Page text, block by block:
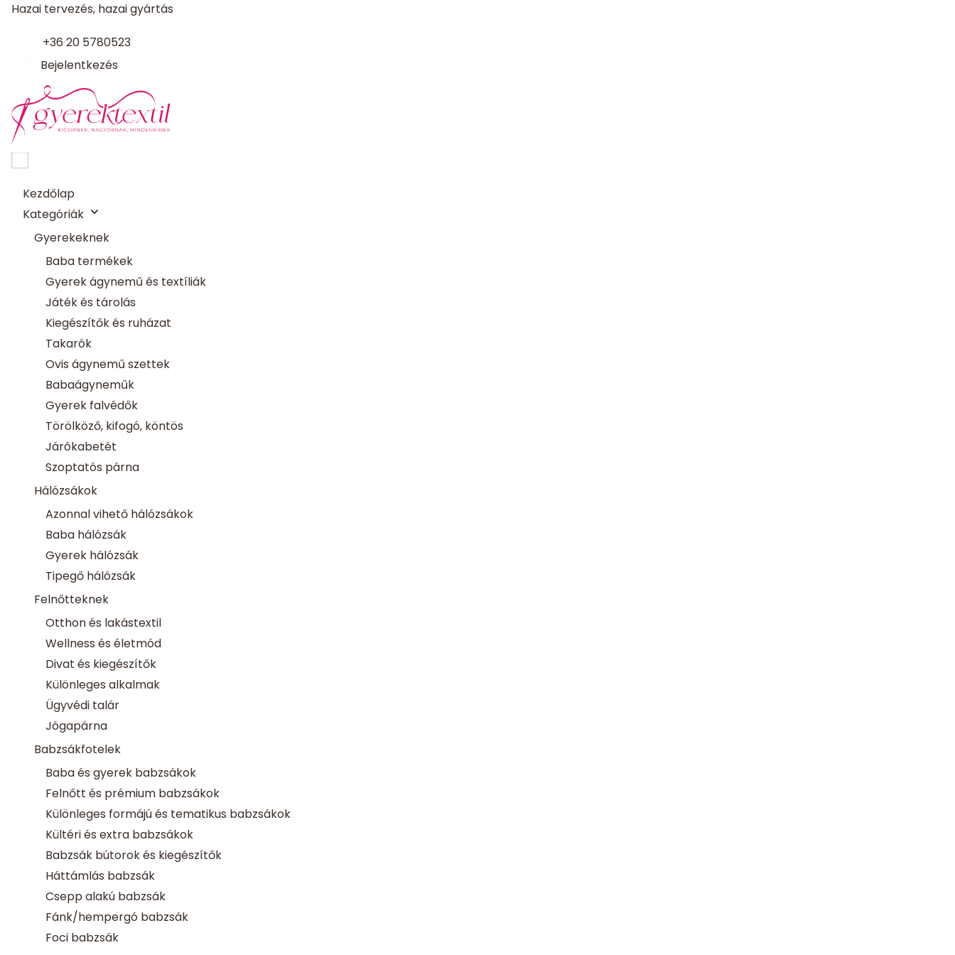
Hazai tervezés, hazai gyártás
+36 20 5780523
Bejelentkezés
Kezdőlap
Kategóriák
Gyerekeknek
Baba termékek
Gyerek ágynemű és textíliák
Játék és tárolás
Kiegészítők és ruházat
Takarók
Ovis ágynemű szettek
Babaágyneműk
Gyerek falvédők
Törölköző, kifogó, köntös
Járókabetét
Szoptatós párna
Hálózsákok
Azonnal vihető hálózsákok
Baba hálózsák
Gyerek hálózsák
Tipegő hálózsák
Felnőtteknek
Otthon és lakástextil
Wellness és életmód
Divat és kiegészítők
Különleges alkalmak
Ügyvédi talár
Jógapárna
Babzsákfotelek
Baba és gyerek babzsákok
Felnőtt és prémium babzsákok
Különleges formájú és tematikus babzsákok
Kültéri és extra babzsákok
Babzsák bútorok és kiegészítők
Háttámlás babzsák
Csepp alakú babzsák
Fánk/hempergó babzsák
Foci babzsák